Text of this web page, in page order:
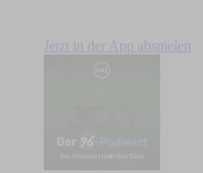
Jetzt in der App abspielen